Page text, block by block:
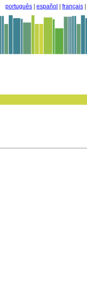
português español français